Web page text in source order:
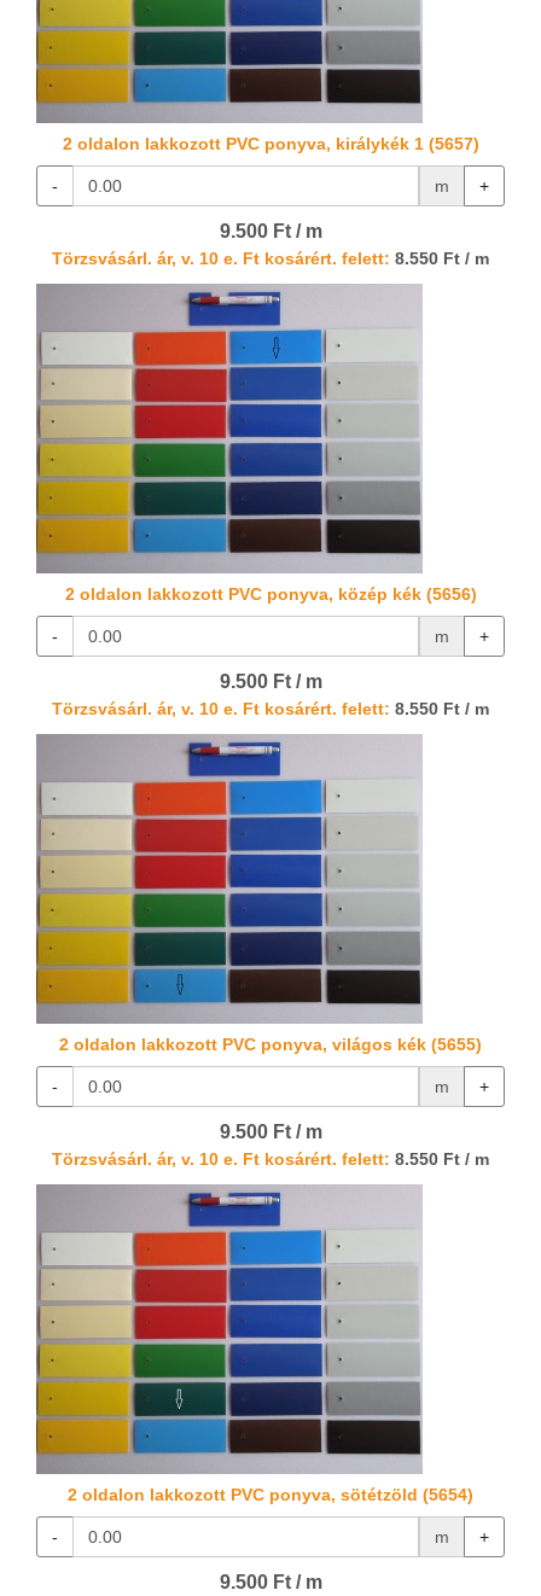
2 oldalon lakkozott PVC ponyva, királykék 1 (5657)
- m +
9.500 Ft / m
Törzsvásárl. ár, v. 10 e. Ft kosárért. felett: 8.550 Ft / m
2 oldalon lakkozott PVC ponyva, közép kék (5656)
- m +
9.500 Ft / m
Törzsvásárl. ár, v. 10 e. Ft kosárért. felett: 8.550 Ft / m
2 oldalon lakkozott PVC ponyva, világos kék (5655)
- m +
9.500 Ft / m
Törzsvásárl. ár, v. 10 e. Ft kosárért. felett: 8.550 Ft / m
2 oldalon lakkozott PVC ponyva, sötétzöld (5654)
- m +
9.500 Ft / m